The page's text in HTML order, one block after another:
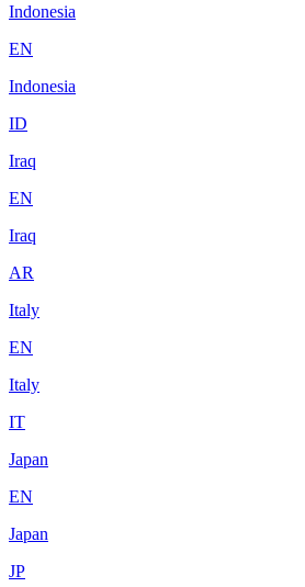
Indonesia
EN
Indonesia
ID
Iraq
EN
Iraq
AR
Italy
EN
Italy
IT
Japan
EN
Japan
JP